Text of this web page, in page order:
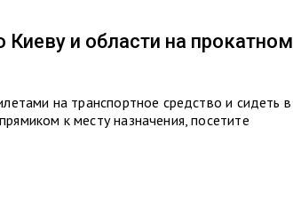
и области на прокатном
на транспортное средство и сидеть в
к месту назначения, посетите